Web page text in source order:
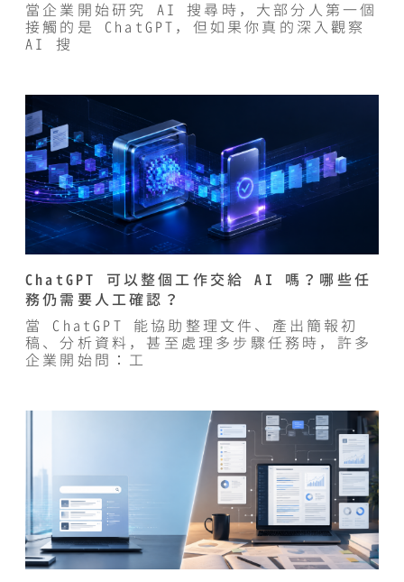
當企業開始研究 AI 搜尋時，大部分人第一個
接觸的是 ChatGPT，但如果你真的深入觀察
AI 搜
ChatGPT 可以整個工作交給 AI 嗎？哪些任
務仍需要人工確認？
當 ChatGPT 能協助整理文件、產出簡報初
稿、分析資料，甚至處理多步驟任務時，許多
企業開始問：工